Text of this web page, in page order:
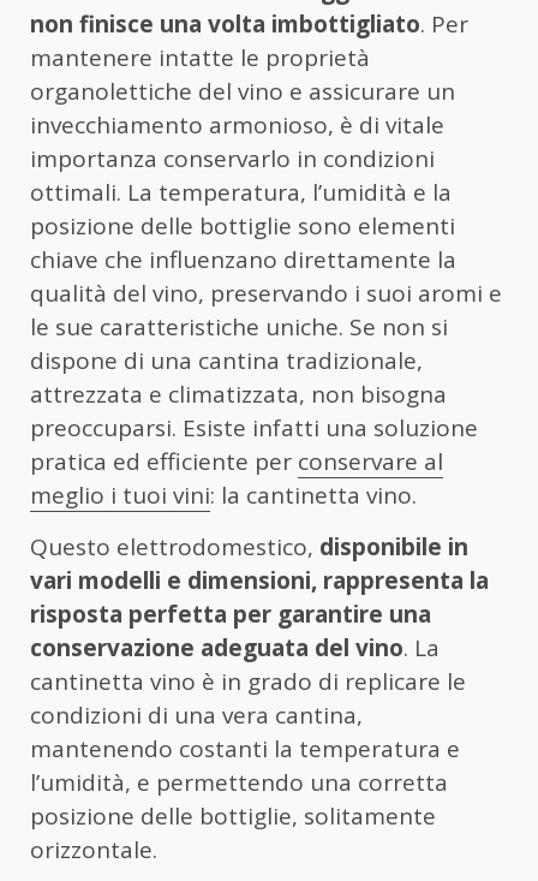
non finisce una volta imbottigliato. Per
mantenere intatte le proprietà
organolettiche del vino e assicurare un
invecchiamento armonioso, è di vitale
importanza conservarlo in condizioni
ottimali. La temperatura, l’umidità e la
posizione delle bottiglie sono elementi
chiave che influenzano direttamente la
qualità del vino, preservando i suoi aromi e
le sue caratteristiche uniche. Se non si
dispone di una cantina tradizionale,
attrezzata e climatizzata, non bisogna
preoccuparsi. Esiste infatti una soluzione
pratica ed efficiente per conservare al
meglio i tuoi vini: la cantinetta vino.
Questo elettrodomestico, disponibile in
vari modelli e dimensioni, rappresenta la
risposta perfetta per garantire una
conservazione adeguata del vino. La
cantinetta vino è in grado di replicare le
condizioni di una vera cantina,
mantenendo costanti la temperatura e
l’umidità, e permettendo una corretta
posizione delle bottiglie, solitamente
orizzontale.